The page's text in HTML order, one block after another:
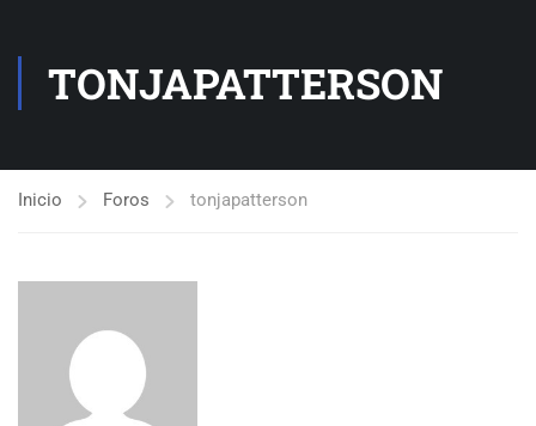
TONJAPATTERSON
Inicio Foros tonjapatterson